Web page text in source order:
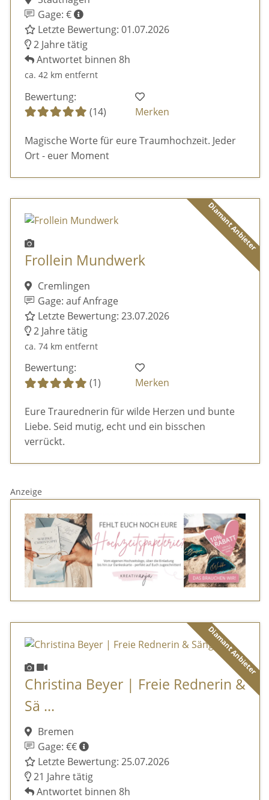
Gage: €
Letzte Bewertung: 01.07.2026
2 Jahre tätig
Antwortet binnen 8h
ca. 42 km entfernt
Bewertung:
(14)
Merken
Magische Worte für eure Traumhochzeit. Jeder
Ort - euer Moment
Diamant Anbieter
Frollein Mundwerk
Cremlingen
Gage: auf Anfrage
Letzte Bewertung: 23.07.2026
2 Jahre tätig
ca. 74 km entfernt
Bewertung:
(1)
Merken
Eure Traurednerin für wilde Herzen und bunte
Liebe. Seid mutig, echt und ein bisschen
verrückt.
Anzeige
Diamant Anbieter
Christina Beyer | Freie Rednerin &
Sä ...
Bremen
Gage: €€
Letzte Bewertung: 25.07.2026
21 Jahre tätig
Antwortet binnen 8h